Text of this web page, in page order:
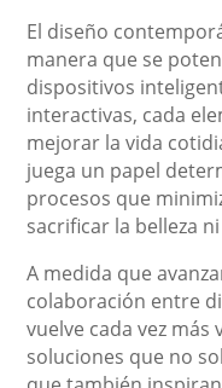
El diseño
manera que se
dispositivos
interactivas, cada
mejorar la vida
juega un papel
procesos que
sacrificar la belleza
A medida que
colaboración entre
vuelve cada vez más
soluciones que no